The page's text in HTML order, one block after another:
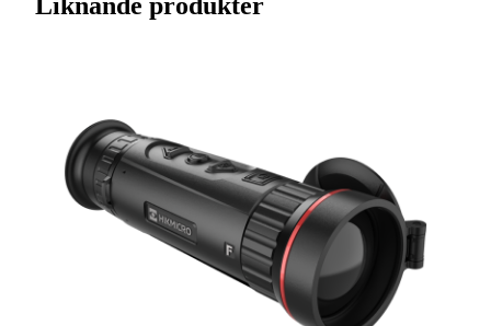
Tillverkarens artikelnummer
Leverantörens artikelnummer
Tullstatsnummer 9005100000
HH35LN 940nm
Liknande produkter